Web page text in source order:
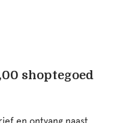
shoptegoed